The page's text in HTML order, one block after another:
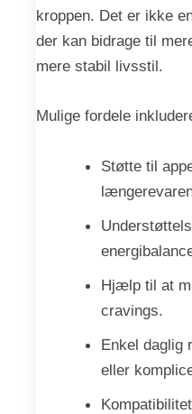
kroppen. Det er ikke
der kan bidrage til
mere stabil livsstil.
Mulige fordele
Støtte til
Hjælp til at
cravings.
Enkel daglig
eller